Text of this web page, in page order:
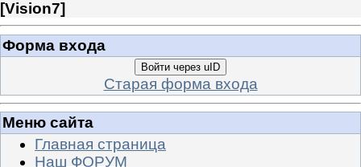
[Vision7]
Форма входа
Войти через uID
Старая форма входа
Меню сайта
Главная страница
Наш ФОРУМ